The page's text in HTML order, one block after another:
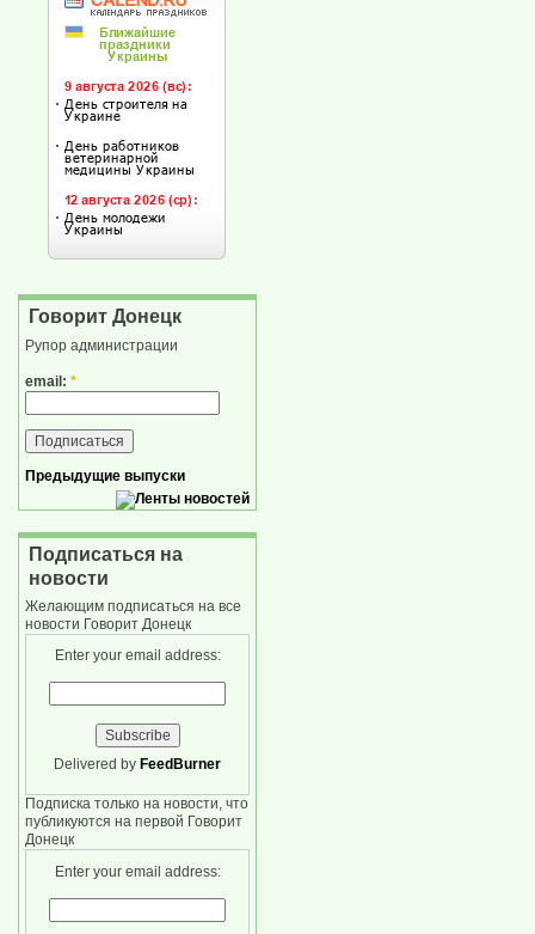
Говорит Донецк
Рупор администрации
email: *
Предыдущие выпуски
Подписаться на
новости
Желающим подписаться на все
новости Говорит Донецк
Enter your email address:
Delivered by FeedBurner
Подписка только на новости, что
публикуются на первой Говорит
Донецк
Enter your email address: